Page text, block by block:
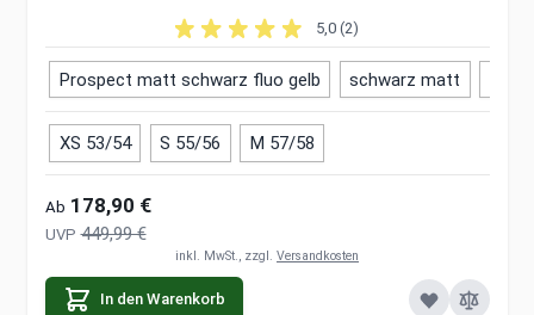
5,0 (2)
Prospect matt schwarz fluo gelb schwarz matt
XS 53/54 S 55/56 M 57/58
Ab 178,90 €
UVP 449,99 €
inkl. MwSt., zzgl. Versandkosten
In den Warenkorb